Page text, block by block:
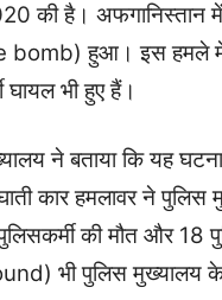
की है। अफगानिस्तान
bomb) हुआ। इस हमले में
घायल भी हुए हैं।
ने बताया कि यह
कार हमलावर ने
की मौत और 18
भी पुलिस मुख्यालय के